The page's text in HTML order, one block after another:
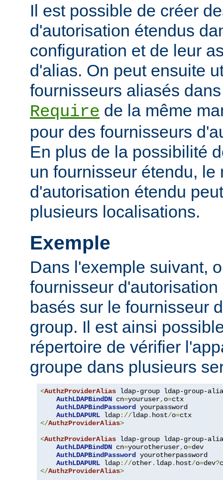
Il est possible de créer
d'autorisation étendus
configuration et de leur
d'alias. On peut ensuite
fournisseurs aliasés
Require de la même
pour des fournisseurs
En plus de la possibilité
un fournisseur étendu, le
d'autorisation étendu
plusieurs localisations.
Exemple
Dans l'exemple suivant,
fournisseur
basés sur le fournisseur
group. Il est ainsi
répertoire de vérifier
groupe dans plusieurs
<AuthzProviderAlias ldap-group ldap-group-
AuthLDAPBindDN cn=youruser, o=ctx
AuthLDAPBindPassword
yourpassword
AuthLDAPURL ldap://ldap. host/o=
</AuthzProviderAlias>
<AuthzProviderAlias ldap-group ldap-group-
AuthLDAPBindDN cn=yourotheruser, o=dev
AuthLDAPBindPassword
yourotherpassword
AuthLDAPURL ldap://other. ldap. host/o=dev?
</AuthzProviderAlias>